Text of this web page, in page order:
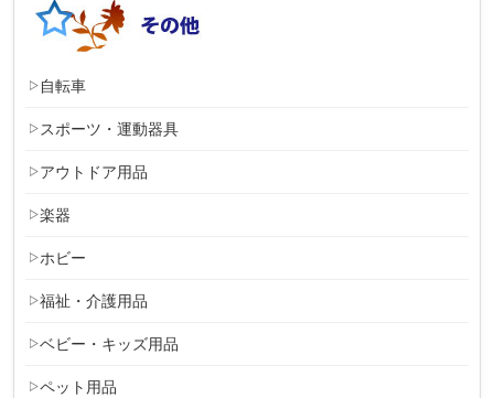
自転車
スポーツ・運動器具
アウトドア用品
楽器
ホビー
福祉・介護用品
ベビー・キッズ用品
ペット用品